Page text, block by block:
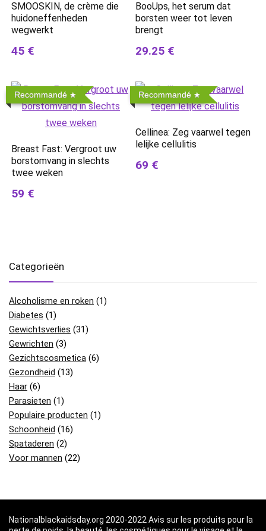
SMOOSKIN, de crème die
huidoneffenheden
wegwerkt
45 €
BooUps, het serum dat
borsten weer tot leven
brengt
29.25 €
Recommandé
Breast Fast: Vergroot uw
borstomvang in slechts
twee weken
59 €
Recommandé
Cellinea: Zeg vaarwel tegen
lelijke cellulitis
69 €
Categorieën
Alcoholisme en roken (1)
Diabetes (1)
Gewichtsverlies (31)
Gewrichten (3)
Gezichtscosmetica (6)
Gezondheid (13)
Haar (6)
Parasieten (1)
Populaire producten (1)
Schoonheid (16)
Spataderen (2)
Voor mannen (22)
Nationalblackaidsday.org 2020-2022 Avis sur les produits pour la